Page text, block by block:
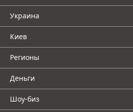
Украина
Киев
Регионы
Деньги
Шоу-биз